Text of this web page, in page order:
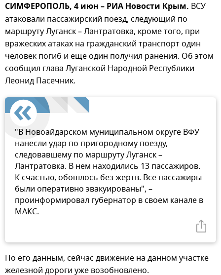
СИМФЕРОПОЛЬ, 4 июн – РИА Новости Крым. ВСУ
атаковали пассажирский поезд, следующий по
маршруту Луганск – Лантратовка, кроме того, при
вражеских атаках на гражданский транспорт один
человек погиб и еще один получил ранения. Об этом
сообщил глава Луганской Народной Республики
Леонид Пасечник.
"В Новоайдарском муниципальном округе ВФУ
нанесли удар по пригородному поезду,
следовавшему по маршруту Луганск –
Лантратовка. В нем находились 13 пассажиров.
К счастью, обошлось без жертв. Все пассажиры
были оперативно эвакуированы", –
проинформировал губернатор в своем канале в
МАКС.
По его данным, сейчас движение на данном участке
железной дороги уже возобновлено.